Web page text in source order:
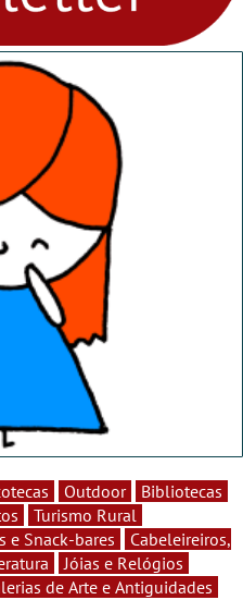
Outdoor
Bibliotecas
Turismo Rural
e Snack-bares
Cabeleireiros,
Jóias e Relógios
de Arte e Antiguidades